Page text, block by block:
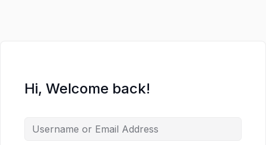
Hi, Welcome back!